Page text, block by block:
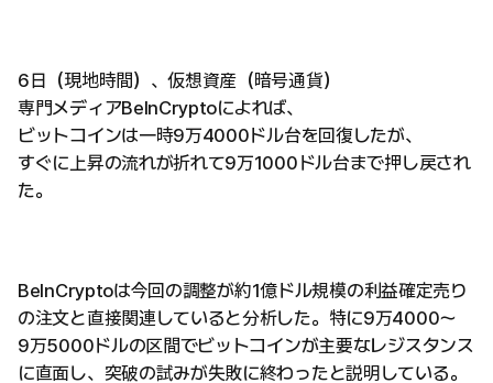
6日（現地時間）、仮想資産（暗号通貨）
専門メディアBeInCryptoによれば、
ビットコインは一時9万4000ドル台を回復したが、
すぐに上昇の流れが折れて9万1000ドル台まで押し戻され
た。
BeInCryptoは今回の調整が約1億ドル規模の利益確定売り
の注文と直接関連していると分析した。特に9万4000〜
9万5000ドルの区間でビットコインが主要なレジスタンス
に直面し、突破の試みが失敗に終わったと説明している。